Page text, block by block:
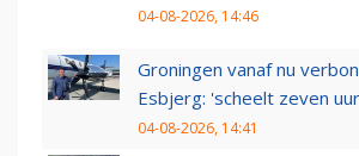
04-08-2026, 14:46
Groningen vanaf nu
Esbjerg: 'scheelt zeven
04-08-2026, 14:41